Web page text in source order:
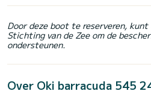
Door deze boot te reserveren, kunt
Stichting van de Zee om de
ondersteunen.
Over Oki barracuda 545